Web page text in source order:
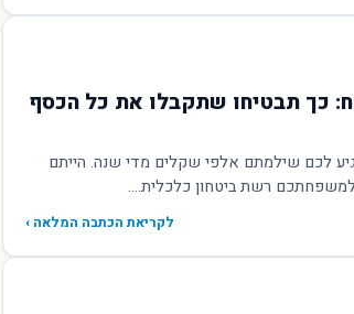
כך תבטיחו שתקבלו את כל הכסף
לכם שילמתם אלפי שקלים מדי שנה. הייתם
רשת ביטחון כלכלית....
לקריאת הכתבה המלאה ›